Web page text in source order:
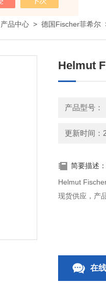
产品中心 > 德国Fischer菲希尔
Helmut
产品型号：
更新时间：
简要描述：
Helmut
现货供应，产
在